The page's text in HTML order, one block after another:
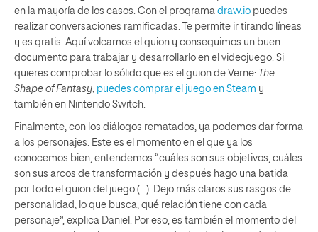
en la mayoría de los casos. Con el programa draw.io puedes
realizar conversaciones ramificadas. Te permite ir tirando líneas
y es gratis. Aquí volcamos el guion y conseguimos un buen
documento para trabajar y desarrollarlo en el videojuego. Si
quieres comprobar lo sólido que es el guion de Verne: The
Shape of Fantasy puedes comprar el juego en Steam y
también en Nintendo Switch.
Finalmente, con los diálogos rematados, ya podemos dar forma
a los personajes. Este es el momento en el que ya los
conocemos bien, entendemos “cuáles son sus objetivos, cuáles
son sus arcos de transformación y después hago una batida
por todo el guion del juego (…). Dejo más claros sus rasgos de
personalidad, lo que busca, qué relación tiene con cada
personaje”, explica Daniel. Por eso, es también el momento del